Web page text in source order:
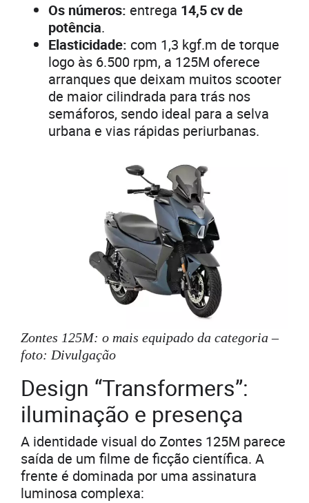
Os números: entrega 14,5 cv de
potência.
Elasticidade: com 1,3 kgf.m de torque
logo às 6.500 rpm, a 125M oferece
arranques que deixam muitos scooter
de maior cilindrada para trás nos
semáforos, sendo ideal para a selva
urbana e vias rápidas periurbanas.
Zontes 125M: o mais equipado da categoria –
foto: Divulgação
Design “Transformers”:
iluminação e presença
A identidade visual do Zontes 125M parece
saída de um filme de ficção científica. A
frente é dominada por uma assinatura
luminosa complexa: